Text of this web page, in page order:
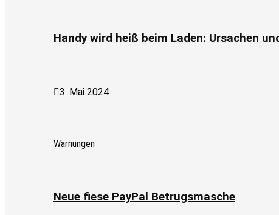
Handy wird heiß beim Laden: Ursachen
3. Mai 2024
Warnungen
Neue fiese PayPal Betrugsmasche